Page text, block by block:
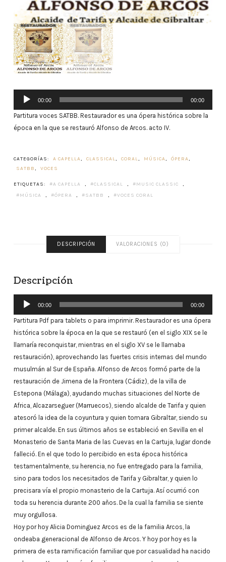
Reproductor
audio
00:00 00:00
Partitura voces SATBB. Restaurador es una ópera histórica sobre la
época en la que se restauró Alfonso de Arcos. acto IV.
CATEGORÍAS: A CAPELLA, CLASSICAL, CORAL, MÚSICA, ÓPERA,
SATBB, VOCES
ETIQUETAS: A CAPELLA , CLASSICAL , MUSIC CLASSIC
,
MÚSICA
, ÓPERA , SATBB , VOCES CORAL
DESCRIPCIÓN VALORACIONES (0)
Descripción
Reproductor
audio
00:00 00:00
Partitura Pdf para tablets o para imprimir. Restaurador es una ópera
histórica sobre la época en la que se restauró (en el siglo XIX se le
llamaría reconquistar, mientras en el siglo XV se le llamaba
restauración), aprovechando las fuertes crisis internas del mundo
musulmán al Sur de España. Alfonso de Arcos formó parte de la
restauración de Jimena de la Frontera (Cádiz), de la villa de
Estepona (Málaga), ayudando muchas situaciones del Norte de
Africa, Alcazarseguer (Marruecos), siendo alcalde de Tarifa y quien
atesoró la idea de la coyuntura y quien tomara Gibraltar, siendo su
primer alcalde. En sus últimos años se estableció en Sevilla en el
Monasterio de Santa Maria de las Cuevas en la Cartuja, lugar donde
falleció. En el que todo lo percibido en esta época histórica
testamentalmente, su herencia, no fue entregado para la familia,
sino para todos los necesitados de Tarifa y Gibraltar, y quien lo
precisara vía el propio monasterio de la Cartuja. Así ocurrió con
toda su herencia durante 200 años. De la cual la familia se siente
muy orgullosa.
Hoy por hoy Alicia Dominguez Arcos es de la familia Arcos, la
ondeaba generacional de Alfonso de Arcos. Y hoy por hoy es la
primera de esta ramificación familiar que por casualidad ha nacido